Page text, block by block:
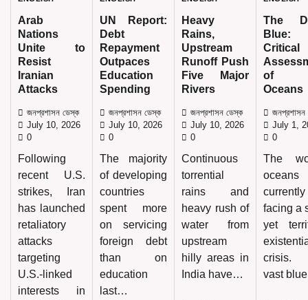
Arab
Nations
Unite to
Resist
Iranian
Attacks
জনপ্রশাসন ডেস্ক
July 10, 2026
0
Following
recent U.S.
strikes, Iran
has launched
retaliatory
attacks
targeting
U.S.-linked
interests in
UN Report:
Debt
Repayment
Outpaces
Education
Spending
জনপ্রশাসন ডেস্ক
July 10, 2026
0
The majority
of developing
countries
spent more
on servicing
foreign debt
than on
education
last…
Heavy
Rains,
Upstream
Runoff Push
Five Major
Rivers
জনপ্রশাসন ডেস্ক
July 10, 2026
0
Continuous
torrential
rains and
heavy rush of
water from
upstream
hilly areas in
India have…
The
Critical
of
Oceans
জনপ্রশাসন
July 1,
0
The
currently
facing a
yet
crisis.
vast